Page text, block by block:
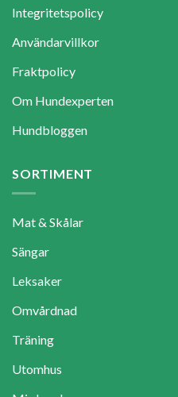
Integritetspolicy
Användarvillkor
Fraktpolicy
Om Hundexperten
Hundbloggen
SORTIMENT
Mat & Skålar
Sängar
Leksaker
Omvårdnad
Träning
Utomhus